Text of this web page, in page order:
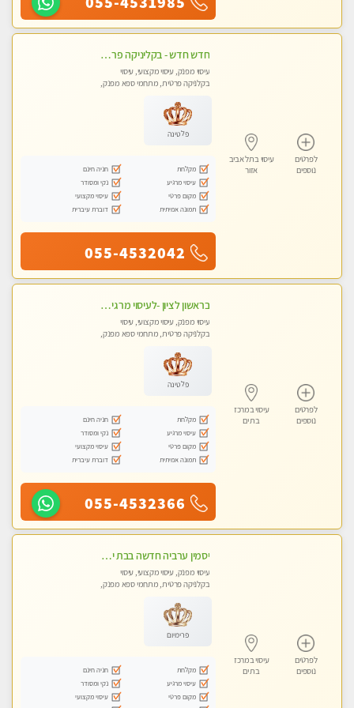
לפרטים
נוספים
עיסוי בתל אביב
אזור
חדש חדש - בקליניקה פרטית בחולון עיסוי לחידוש אנרגיות עיסוי חלומי מומלץ מאוד-ללא מין! highly recommended new in the city
עיסוי מפנק, עיסוי מקצועי, עיסוי
בקלניקה פרטית, מתחמי ספא מפנק,
פלטינה
מקלחת
חניה חינם
עיסוי מרגיע
נקי ומסודר
מקום פרטי
עיסוי מקצועי
תמונה אמיתית
דוברת עיברית
055-4532042
לפרטים
נוספים
עיסוי במרכז
בת ים
בראשון לציון -לעיסוי מרגיע ומפנק VIP-מומלץ לחלוטין! פרטי! ​​​​​​ Highly recommended
עיסוי מפנק, עיסוי מקצועי, עיסוי
בקלניקה פרטית, מתחמי ספא מפנק,
פלטינה
מקלחת
חניה חינם
עיסוי מרגיע
נקי ומסודר
מקום פרטי
עיסוי מקצועי
תמונה אמיתית
דוברת עיברית
055-4532366
לפרטים
נוספים
עיסוי במרכז
בת ים
יסמין ערביה חדשה בבת ים חדש חדש .כל סוגי העיסויים במקום הכי מושלם בעיר בת ים . highly recommended..new in the city
עיסוי מפנק, עיסוי מקצועי, עיסוי
בקלניקה פרטית, מתחמי ספא מפנק,
טנטרה
פרימיום
מקלחת
חניה חינם
עיסוי מרגיע
נקי ומסודר
מקום פרטי
עיסוי מקצועי